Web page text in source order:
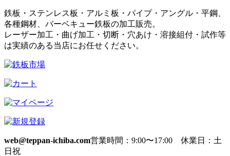
鉄板・ステンレス板・アルミ板・パイプ・アングル・平鋼、
各種鋼材、バーベキュー鉄板の加工販売。
レーザー加工・曲げ加工・切断・穴あけ・溶接組付・試作等
は実績のある当店にお任せください。
web@teppan-ichiba.com営業時間：9:00〜17:00 休業日：土
日祝